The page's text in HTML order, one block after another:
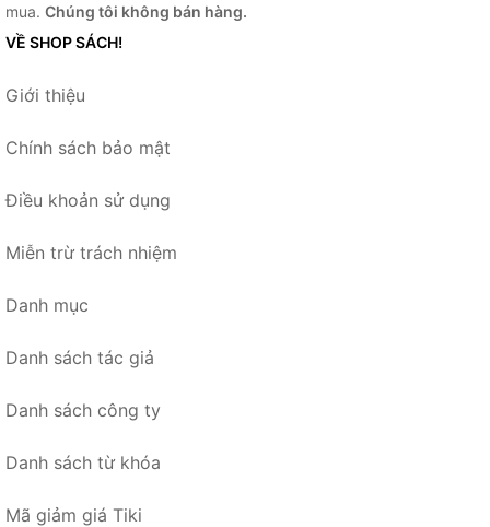
mua. Chúng tôi không bán hàng.
VỀ SHOP SÁCH!
Giới thiệu
Chính sách bảo mật
Điều khoản sử dụng
Miễn trừ trách nhiệm
Danh mục
Danh sách tác giả
Danh sách công ty
Danh sách từ khóa
Mã giảm giá Tiki